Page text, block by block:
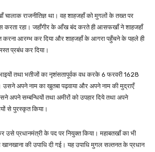
राजनीतिज्ञ था। वह शाहजहाँ को मुगलों के तख्त पर
करता रहा। जहाँगीर के आँख बंद करते ही आसफखाँ ने शाहजहाँ
करना आरम्भ कर दिया और शाहजहाँ के आगरा पहुँचने के पहले ही
प्रबंध कर दिया।
तथा भतीजों का नृशंसतापूर्वक वध करके 6 फरवरी 1628
अपने नाम का खुतबा पढ़वाया और अपने नाम की मुद्राएँ
अपने सम्बन्धियों तथा अमीरों को उपहार दिये तथा अपने
से पुरस्कृत किया।
प्रधानमंत्री के पद पर नियुक्त किया। महाबतखाँ का भी
की उपाधि दी गई। यह उपाधि मुगल सल्तनत के प्रधान